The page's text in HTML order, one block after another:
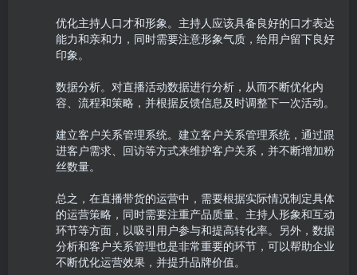
优化主持人口才和形象。主持人应该具备良好的口才表达
能力和亲和力，同时需要注意形象气质，给用户留下良好
印象。
数据分析。对直播活动数据进行分析，从而不断优化内
容、流程和策略，并根据反馈信息及时调整下一次活动。
建立客户关系管理系统。建立客户关系管理系统，通过跟
进客户需求、回访等方式来维护客户关系，并不断增加粉
丝数量。
总之，在直播带货的运营中，需要根据实际情况制定具体
的运营策略，同时需要注重产品质量、主持人形象和互动
环节等方面，以吸引用户参与和提高转化率。另外，数据
分析和客户关系管理也是非常重要的环节，可以帮助企业
不断优化运营效果，并提升品牌价值。